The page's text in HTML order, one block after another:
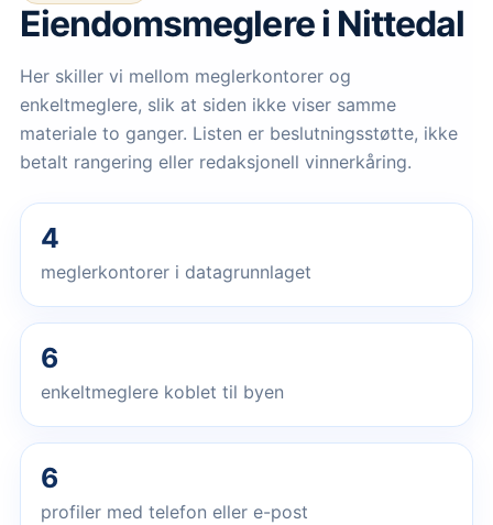
Eiendomsmeglerei Nittedal
Her skiller vi mellom meglerkontorer og
enkeltmeglere, slik at siden ikke viser samme
materiale to ganger. Listen er beslutningsstøtte, ikke
betalt rangering eller redaksjonell vinnerkåring.
4
meglerkontorer i datagrunnlaget
6
enkeltmeglere koblet til byen
6
profiler med telefon eller e-post